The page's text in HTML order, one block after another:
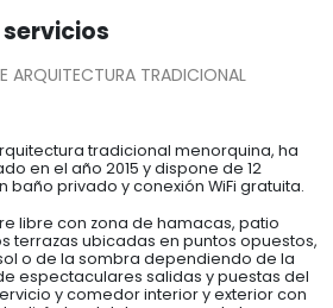
ARQUITECTURA TRADICIONAL
tradicional menorquina, ha
en el año 2015 y dispone de 12
privado y conexión WiFi gratuita.
libre con zona de hamacas, patio
terrazas ubicadas en puntos opuestos,
o de la sombra dependiendo de la
espectaculares salidas y puestas del
y comedor interior y exterior con